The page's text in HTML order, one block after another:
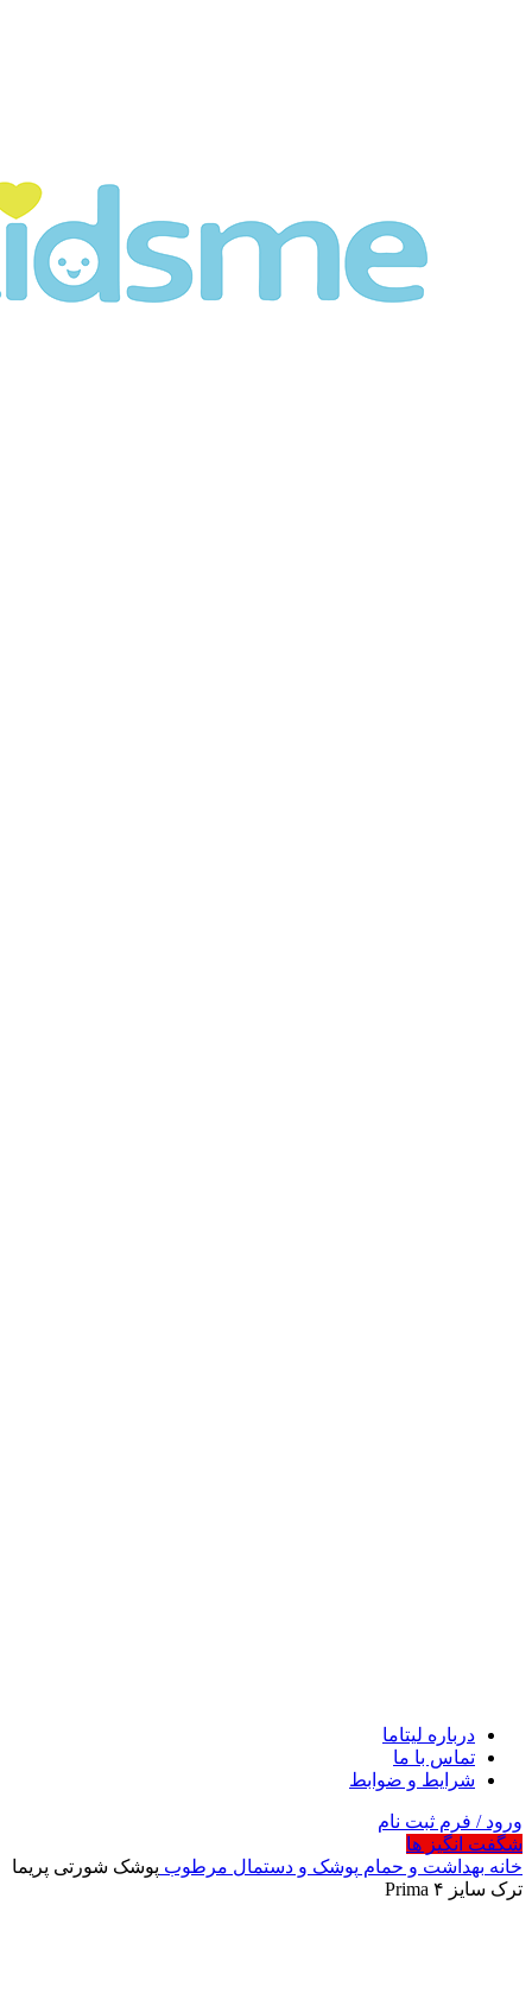
درباره لیتاما
تماس با ما
شرایط و ضوابط
ورود / فرم ثبت نام
شگفت انگیز ها
خانه بهداشت و حمام پوشک و دستمال مرطوب پوشک شورتی پریما
ترک سایز ۴ Prima